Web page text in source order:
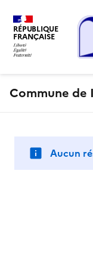
RÉPUBLIQUE
FRANÇAISE
Commune de
Aucun